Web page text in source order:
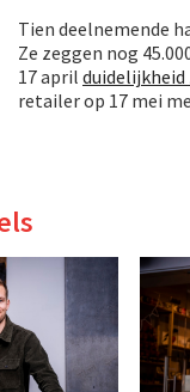
Tien deelnemende
Ze zeggen nog
17 april
retailer op 17 mei